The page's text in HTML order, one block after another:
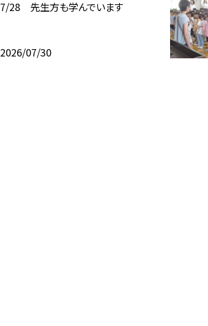
7/28 先生方も学んでいます
2026/07/30